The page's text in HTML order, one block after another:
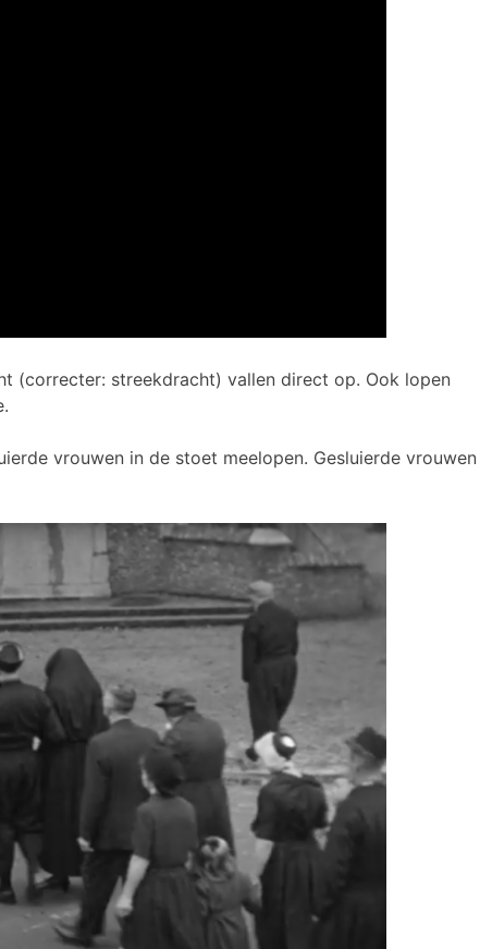
(correcter: streekdracht) vallen direct op. Ook lopen
vrouwen in de stoet meelopen. Gesluierde vrouwen